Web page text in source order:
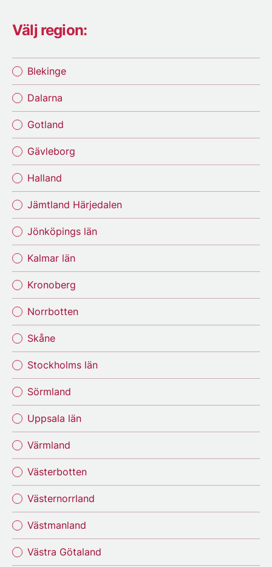
Välj region:
Blekinge
Dalarna
Gotland
Gävleborg
Halland
Jämtland Härjedalen
Jönköpings län
Kalmar län
Kronoberg
Norrbotten
Skåne
Stockholms län
Sörmland
Uppsala län
Värmland
Västerbotten
Västernorrland
Västmanland
Västra Götaland